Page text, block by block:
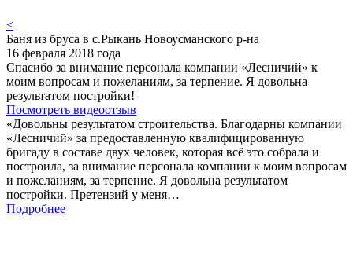
<
Баня из бруса в с.Рыкань Новоусманского р-на
16 февраля 2018 года
Спасибо за внимание персонала компании «Лесничий» к
моим вопросам и пожеланиям, за терпение. Я довольна
результатом постройки!
Посмотреть видеоотзыв
«Довольны результатом строительства. Благодарны компании
«Лесничий» за предоставленную квалифицированную
бригаду в составе двух человек, которая всё это собрала и
построила, за внимание персонала компании к моим вопросам
и пожеланиям, за терпение. Я довольна результатом
постройки. Претензий у меня…
Подробнее